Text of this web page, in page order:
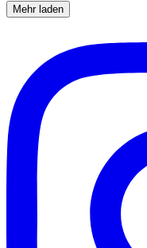
Mehr laden